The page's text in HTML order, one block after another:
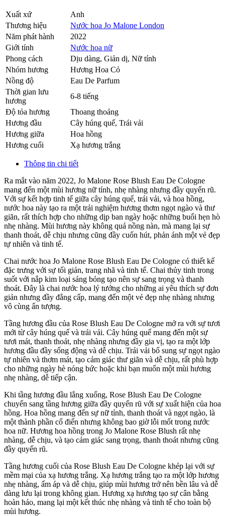
Xuất xứ
Anh
Thương hiệu
Nước hoa Jo Malone London
Năm phát hành
2022
Giới tính
Nước hoa nữ
Phong cách
Dịu dàng, Giản dị, Nữ tính
Nhóm hương
Hương Hoa Cỏ
Nồng độ
Eau De Parfum
Thời gian lưu
hương
6-8 tiếng
Độ tỏa hương
Thoang thoảng
Hương đầu
Cây húng quế, Trái vải
Hương giữa
Hoa hồng
Hương cuối
Xạ hương trắng
Thông tin chi tiết
Ra mắt vào năm 2022, Jo Malone Rose Blush Eau De Cologne
mang đến một mùi hương nữ tính, nhẹ nhàng nhưng đầy quyến rũ.
Với sự kết hợp tinh tế giữa cây húng quế, trái vải, và hoa hồng,
nước hoa này tạo ra một trải nghiệm hương thơm ngọt ngào và thư
giãn, rất thích hợp cho những dịp ban ngày hoặc những buổi hẹn hò
nhẹ nhàng. Mùi hương này không quá nồng nàn, mà mang lại sự
thanh thoát, dễ chịu nhưng cũng đầy cuốn hút, phản ánh một vẻ đẹp
tự nhiên và tinh tế.
Chai nước hoa Jo Malone Rose Blush Eau De Cologne có thiết kế
đặc trưng với sự tối giản, trang nhã và tinh tế. Chai thủy tinh trong
suốt với nắp kim loại sáng bóng tạo nên sự sang trọng và thanh
thoát. Đây là chai nước hoa lý tưởng cho những ai yêu thích sự đơn
giản nhưng đầy đẳng cấp, mang đến một vẻ đẹp nhẹ nhàng nhưng
vô cùng ấn tượng.
Tầng hương đầu của Rose Blush Eau De Cologne mở ra với sự tươi
mới từ cây húng quế và trái vải. Cây húng quế mang đến một sự
tươi mát, thanh thoát, nhẹ nhàng nhưng đầy gia vị, tạo ra một lớp
hương đầu đầy sống động và dễ chịu. Trái vải bổ sung sự ngọt ngào
tự nhiên và thơm mát, tạo cảm giác thư giãn và dễ chịu, rất phù hợp
cho những ngày hè nóng bức hoặc khi bạn muốn một mùi hương
nhẹ nhàng, dễ tiếp cận.
Khi tầng hương đầu lắng xuống, Rose Blush Eau De Cologne
chuyển sang tầng hương giữa đầy quyến rũ với sự xuất hiện của hoa
hồng. Hoa hồng mang đến sự nữ tính, thanh thoát và ngọt ngào, là
một thành phần cổ điển nhưng không bao giờ lỗi mốt trong nước
hoa nữ. Hương hoa hồng trong Jo Malone Rose Blush rất nhẹ
nhàng, dễ chịu, và tạo cảm giác sang trọng, thanh thoát nhưng cũng
đầy quyến rũ.
Tầng hương cuối của Rose Blush Eau De Cologne khép lại với sự
mềm mại của xạ hương trắng. Xạ hương trắng tạo ra một lớp hương
nhẹ nhàng, ấm áp và dễ chịu, giúp mùi hương trở nên bền lâu và dễ
dàng lưu lại trong không gian. Hương xạ hương tạo sự cân bằng
hoàn hảo, mang lại một kết thúc nhẹ nhàng và tinh tế cho toàn bộ
mùi hương.